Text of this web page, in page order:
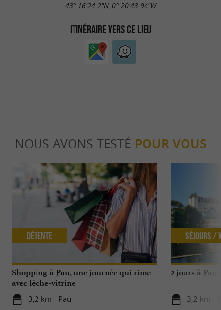
43° 16'24.2"N, 0° 20'43.94"W
ITINÉRAIRE VERS CE LIEU
NOUS AVONS TESTÉ POUR VOUS
Shopping à Pau, une journée qui rime
avec lèche-vitrine
3,2 km - Pau
Détente
2 jours à
3,2 km -
Séjours /